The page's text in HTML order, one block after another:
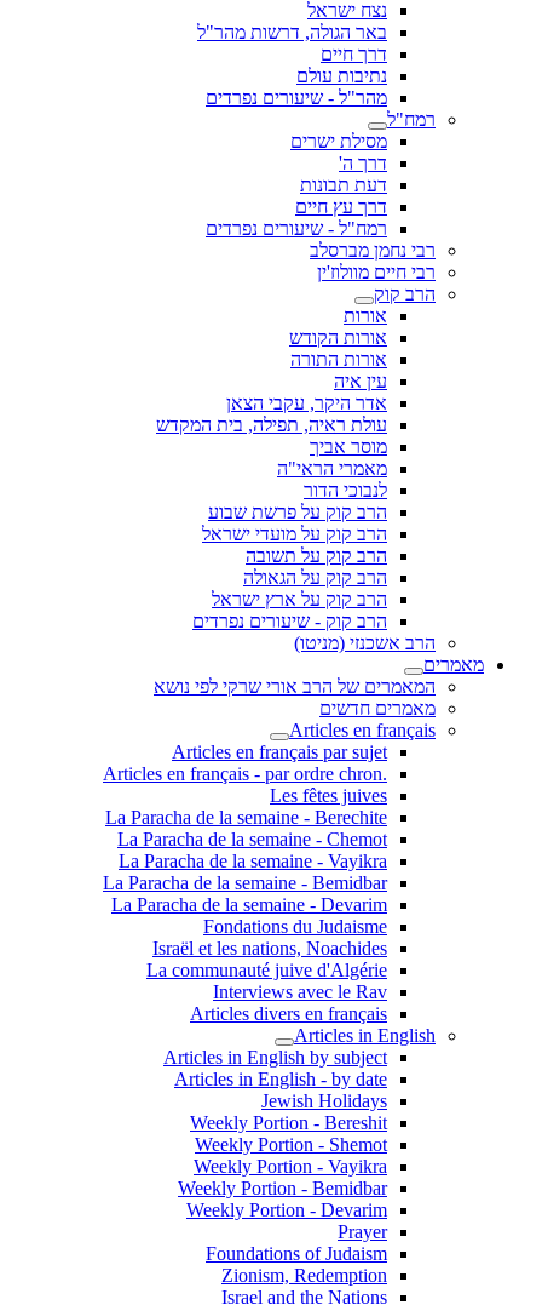
נצח ישראל
באר הגולה, דרשות מהר"ל
דרך חיים
נתיבות עולם
מהר"ל - שיעורים נפרדים
רמח"ל
מסילת ישרים
דרך ה'
דעת תבונות
דרך עץ חיים
רמח"ל - שיעורים נפרדים
רבי נחמן מברסלב
רבי חיים מוולוז'ין
הרב קוק
אורות
אורות הקודש
אורות התורה
עין איה
אדר היקר, עקבי הצאן
עולת ראיה, תפילה, בית המקדש
מוסר אביך
מאמרי הראי"ה
לנבוכי הדור
הרב קוק על פרשת שבוע
הרב קוק על מועדי ישראל
הרב קוק על תשובה
הרב קוק על הגאולה
הרב קוק על ארץ ישראל
הרב קוק - שיעורים נפרדים
הרב אשכנזי (מניטו)
מאמרים
המאמרים של הרב אורי שרקי לפי נושא
מאמרים חדשים
Articles en français
Articles en français par sujet
.Articles en français - par ordre chron
Les fêtes juives
La Paracha de la semaine - Berechite
La Paracha de la semaine - Chemot
La Paracha de la semaine - Vayikra
La Paracha de la semaine - Bemidbar
La Paracha de la semaine - Devarim
Fondations du Judaisme
Israël et les nations, Noachides
La communauté juive d'Algérie
Interviews avec le Rav
Articles divers en français
Articles in English
Articles in English by subject
Articles in English - by date
Jewish Holidays
Weekly Portion - Bereshit
Weekly Portion - Shemot
Weekly Portion - Vayikra
Weekly Portion - Bemidbar
Weekly Portion - Devarim
Prayer
Foundations of Judaism
Zionism, Redemption
Israel and the Nations